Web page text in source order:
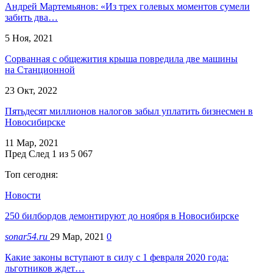
Андрей Мартемьянов: «Из трех голевых моментов сумели
забить два…
5 Ноя, 2021
Сорванная с общежития крыша повредила две машины
на Станционной
23 Окт, 2022
Пятьдесят миллионов налогов забыл уплатить бизнесмен в
Новосибирске
11 Мар, 2021
Пред След 1 из 5 067
Топ сегодня:
Новости
250 билбордов демонтируют до ноября в Новосибирске
sonar54.ru 29 Мар, 2021 0
Какие законы вступают в силу с 1 февраля 2020 года:
льготников ждет…